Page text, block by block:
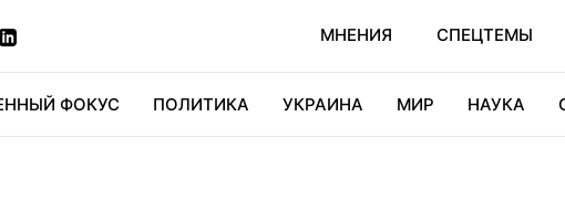
МНЕНИЯ СПЕЦТЕМЫ
ФОКУС ПОЛИТИКА УКРАИНА МИР НАУКА